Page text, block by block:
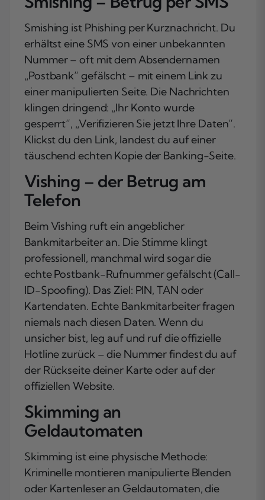
Smishing ist Phishing per Kurznachricht. Du
erhältst eine SMS von einer unbekannten
Nummer – oft mit dem Absendernamen
„Postbank“ gefälscht – mit einem Link zu
einer manipulierten Seite. Die Nachrichten
klingen dringend: „Ihr Konto wurde
gesperrt“, „Verifizieren Sie jetzt Ihre Daten“.
Klickst du den Link, landest du auf einer
täuschend echten Kopie der Banking-Seite.
Vishing – der Betrug am
Telefon
Beim Vishing ruft ein angeblicher
Bankmitarbeiter an. Die Stimme klingt
professionell, manchmal wird sogar die
echte Postbank-Rufnummer gefälscht (Call-
ID-Spoofing). Das Ziel: PIN, TAN oder
Kartendaten. Echte Bankmitarbeiter fragen
niemals nach diesen Daten. Wenn du
unsicher bist, leg auf und ruf die offizielle
Hotline zurück – die Nummer findest du auf
der Rückseite deiner Karte oder auf der
offiziellen Website.
Skimming an
Geldautomaten
Skimming ist eine physische Methode:
Kriminelle montieren manipulierte Blenden
oder Kartenleser an Geldautomaten, die